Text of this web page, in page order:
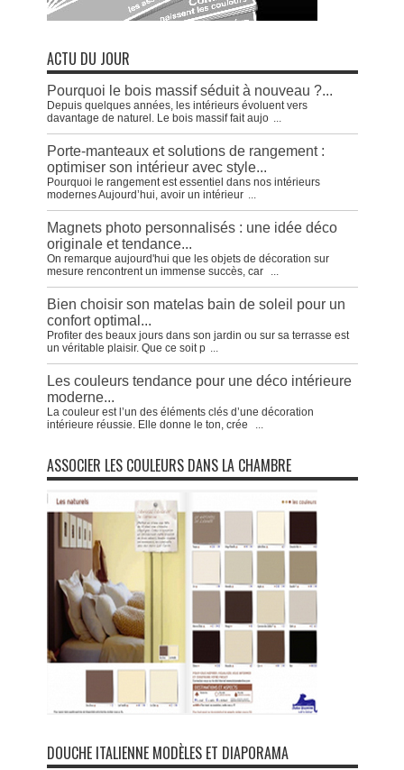
ACTU DU JOUR
Pourquoi le bois massif séduit à nouveau ?...
Depuis quelques années, les intérieurs évoluent vers
davantage de naturel. Le bois massif fait aujo ...
Porte-manteaux et solutions de rangement :
optimiser son intérieur avec style...
Pourquoi le rangement est essentiel dans nos intérieurs
modernes Aujourd’hui, avoir un intérieur ...
Magnets photo personnalisés : une idée déco
originale et tendance...
On remarque aujourd'hui que les objets de décoration sur
mesure rencontrent un immense succès, car
...
Bien choisir son matelas bain de soleil pour un
confort optimal...
Profiter des beaux jours dans son jardin ou sur sa terrasse est
un véritable plaisir. Que ce soit p ...
Les couleurs tendance pour une déco intérieure
moderne...
La couleur est l’un des éléments clés d’une décoration
intérieure réussie. Elle donne le ton, crée
...
ASSOCIER LES COULEURS DANS LA CHAMBRE
DOUCHE ITALIENNE MODÈLES ET DIAPORAMA